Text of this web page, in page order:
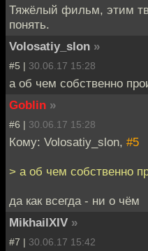
Тяжёлый фильм, этим
понять.
Volosatiy_slon »
#5 | 30.06.17 15:28
а об чем собственно
Goblin »
#6 | 30.06.17 15:28
Кому: Volosatiy_slon, #5
> а об чем собственно
да как всегда - ни о чём
MikhailXIV »
#7 | 30.06.17 15:42